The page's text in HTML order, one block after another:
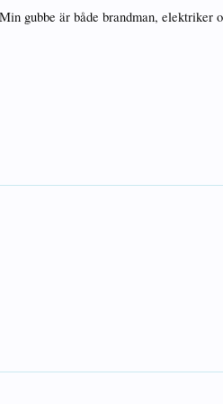
gubbe är både brandman, elektriker